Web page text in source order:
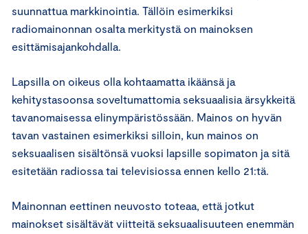
suunnattua markkinointia. Tällöin esimerkiksi
radiomainonnan osalta merkitystä on mainoksen
esittämisajankohdalla.
Lapsilla on oikeus olla kohtaamatta ikäänsä ja
kehitystasoonsa soveltumattomia seksuaalisia ärsykkeitä
tavanomaisessa elinympäristössään. Mainos on hyvän
tavan vastainen esimerkiksi silloin, kun mainos on
seksuaalisen sisältönsä vuoksi lapsille sopimaton ja sitä
esitetään radiossa tai televisiossa ennen kello 21:tä.
Mainonnan eettinen neuvosto toteaa, että jotkut
mainokset sisältävät viitteitä seksuaalisuuteen enemmän